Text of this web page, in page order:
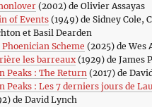
(2002) de Olivier Assayas
of Events(1949) de Sidney Cole,
et Basil Dearden
Phoenician Scheme (2025) de Wes
les barreaux(1929) de James
Peaks : The Return(2017) de
Peaks : Les 7 derniers jours de
de David Lynch